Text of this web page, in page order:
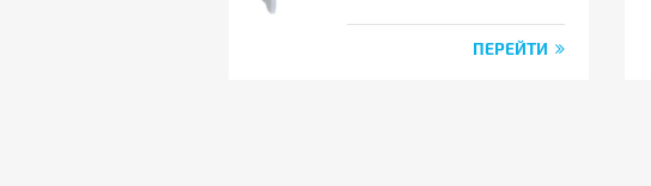
ПЕРЕЙТИ